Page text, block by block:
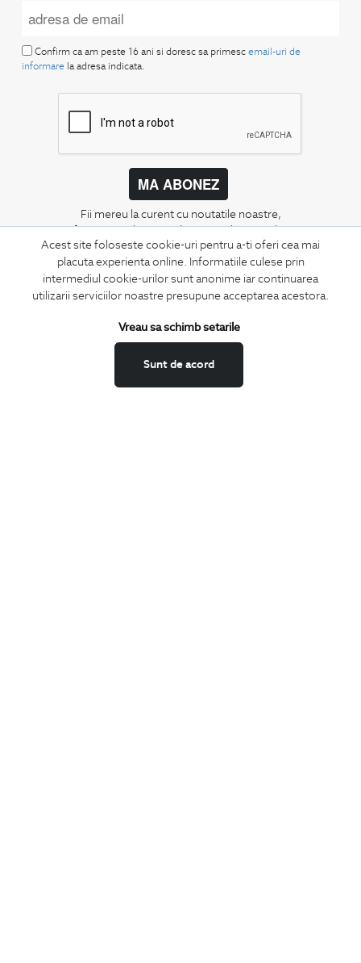
Acest site foloseste cookie-uri pentru a-ti oferi cea mai
placuta experienta online. Informatiile culese prin
intermediul cookie-urilor sunt anonime iar continuarea
utilizarii serviciilor noastre presupune acceptarea acestora.
Sunt de acord
Vreau sa schimb setarile
Confirm ca am peste 16 ani si doresc sa primesc email-uri de
informare la adresa indicata.
MA ABONEZ
Fii mereu la curent cu noutatile noastre,
oferte speciale si trenduri in moda masculina.
CONCIERGE
Termeni si conditii
Securitatea datelor
Feedback site